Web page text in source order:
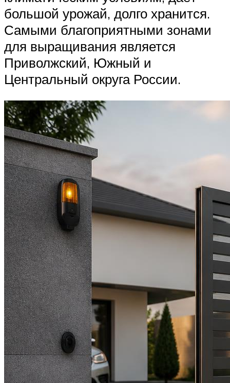
большой урожай, долго хранится.
Самыми благоприятными зонами
для выращивания является
Приволжский, Южный и
Центральный округа России.